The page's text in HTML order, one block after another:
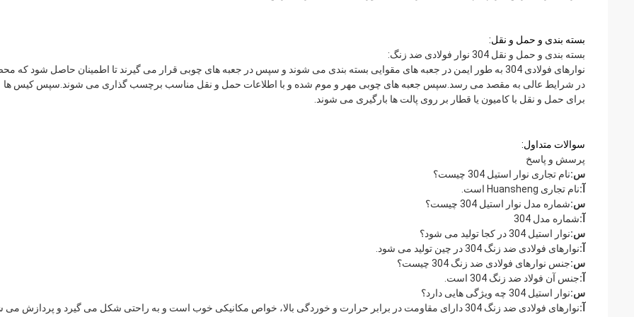
بسته بندی و حمل و نقل:
بسته بندی و حمل و نقل 304 نوار فولادی ضد زنگ:
نوارهای فولادی 304 به طور ایمن در جعبه های مقوایی بسته بندی می شوند و سپس در جعبه های چوبی قرار می گیرند تا اطمینان حاصل شود که
در شرایط عالی به مقصد می رسد.سپس جعبه های چوبی مهر و موم شده و با اطلاعات حمل و نقل مناسب برچسب گذاری می شوند.سپس کیس ها
برای حمل و نقل با کامیون یا قطار بر روی پالت ها بارگیری می شوند.
سوالات متداول:
پرسش و پاسخ
س:نام تجاری نوار استیل 304 چیست؟
آ:نام تجاری Huansheng است.
س:شماره مدل نوار استیل 304 چیست؟
آ:شماره مدل 304
س:نوار استیل 304 در کجا تولید می شود؟
آ:نوارهای فولادی ضد زنگ 304 در چین تولید می شود.
س:جنس نوارهای فولادی ضد زنگ 304 چیست؟
آ:جنس آن فولاد ضد زنگ 304 است.
س:نوار استیل 304 چه ویژگی هایی دارد؟
آ:نوارهای فولادی ضد زنگ 304 دارای مقاومت در برابر حرارت و خوردگی بالا، خواص مکانیکی خوب است و به راحتی شکل می گیرد و پردازش می شود.